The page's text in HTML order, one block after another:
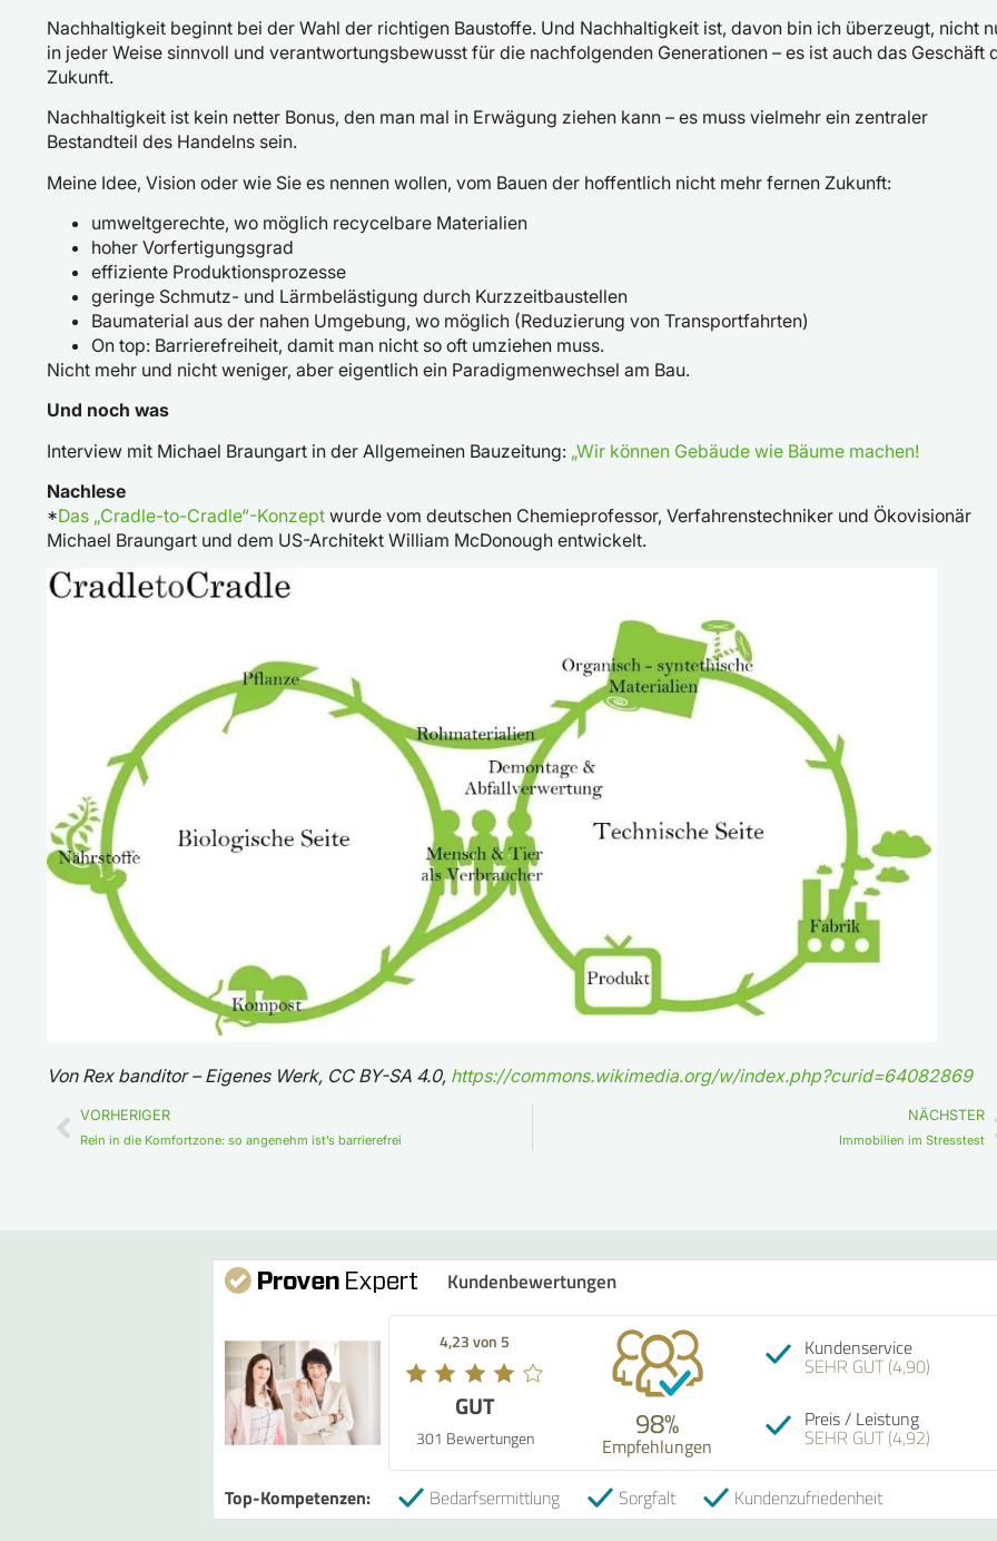
Nachhaltigkeit beginnt bei der Wahl der richtigen Baustoffe. Und Nachhaltigkeit ist, davon bin ich überzeugt, nicht
in jeder Weise sinnvoll und verantwortungsbewusst für die nachfolgenden Generationen – es ist auch das Geschäft
Zukunft.
Nachhaltigkeit ist kein netter Bonus, den man mal in Erwägung ziehen kann – es muss vielmehr ein zentraler
Bestandteil des Handelns sein.
Meine Idee, Vision oder wie Sie es nennen wollen, vom Bauen der hoffentlich nicht mehr fernen Zukunft:
umweltgerechte, wo möglich recycelbare Materialien
hoher Vorfertigungsgrad
effiziente Produktionsprozesse
geringe Schmutz- und Lärmbelästigung durch Kurzzeitbaustellen
Baumaterial aus der nahen Umgebung, wo möglich (Reduzierung von Transportfahrten)
On top: Barrierefreiheit, damit man nicht so oft umziehen muss.
Nicht mehr und nicht weniger, aber eigentlich ein Paradigmenwechsel am Bau.
Und noch was
Interview mit Michael Braungart in der Allgemeinen Bauzeitung: „Wir können Gebäude wie Bäume machen!
Nachlese
*Das „Cradle-to-Cradle“-Konzept wurde vom deutschen Chemieprofessor, Verfahrenstechniker und Ökovisionär
Michael Braungart und dem US-Architekt William McDonough entwickelt.
Von Rex banditor – Eigenes Werk, CC BY-SA 4.0, https://commons.wikimedia.org/w/index.php?curid=64082869
VORHERIGER
Rein in die Komfortzone: so angenehm ist’s barrierefrei
NÄCHSTER
Immobilien im Stresstest
Kundenbewertungen
4,23 von 5
GUT
301 Bewertungen 98%
Empfehlungen
Kundenservice
SEHR GUT (4,90)
Preis / Leistung
SEHR GUT (4,92)
15.07.2026
Empfehlung!
Immobilien geht,
Bewertung oder
vielschichtig
auch schwierigie
wie vererbe ich
ist sinnvoll bei
Förderungen gibt
keinen Experten
Top-Kompetenzen: Bedarfsermittlung Sorgfalt Kundenzufriedenheit